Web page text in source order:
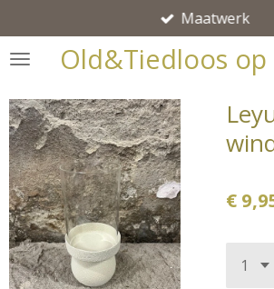
direct
naar
hoofdinhoud
Old&Tiedloos
Maatwerk
€